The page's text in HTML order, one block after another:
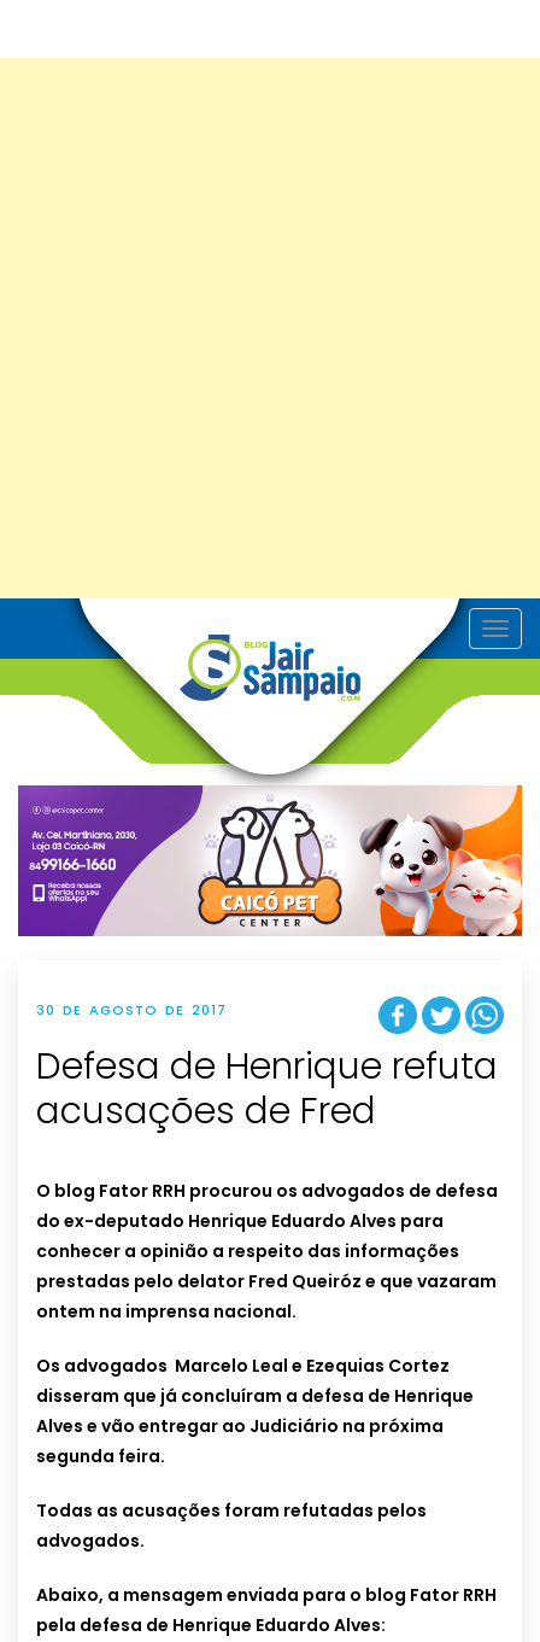
T
o
v
g
t
i
o
n
30 DE AGOSTO DE 2017
Defesa de Henrique refuta
acusações de Fred
O blog Fator RRH procurou os advogados de defesa
do ex-deputado Henrique Eduardo Alves para
conhecer a opinião a respeito das informações
prestadas pelo delator Fred Queiróz e que vazaram
ontem na imprensa nacional.
Os advogados Marcelo Leal e Ezequias Cortez
disseram que já concluíram a defesa de Henrique
Alves e vão entregar ao Judiciário na próxima
segunda feira.
Todas as acusações foram refutadas pelos
advogados.
Abaixo, a mensagem enviada para o blog Fator RRH
pela defesa de Henrique Eduardo Alves: